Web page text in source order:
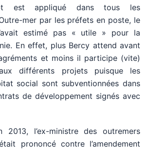
est appliqué dans tous les
mer par les préfets en poste, le
estimé pas « utile » pour la
En effet, plus Bercy attend avant
et moins il participe (vite)
différents projets puisque les
social sont subventionnées dans
de développement signés avec
2013, l’ex-ministre des outremers
prononcé contre l’amendement